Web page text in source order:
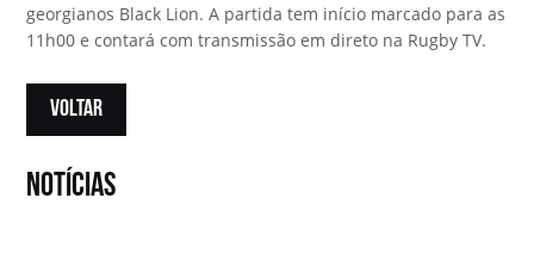
georgianos Black Lion. A partida tem início marcado para as
11h00 e contará com transmissão em direto na Rugby TV.
VOLTAR
notícias